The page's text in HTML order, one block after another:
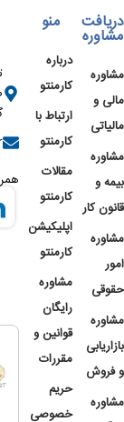
دریافت
مشاوره
مشاوره
مالی و
مالیاتی
مشاوره
بیمه و
قانون کار
مشاوره
امور
حقوقی
مشاوره
بازاریابی
و فروش
مشاوره
منو
درباره
کارمنتو
ارتباط با
کارمنتو
مقالات
کارمنتو
اپلیکیشن
کارمنتو
مشاوره
رایگان
قوانین و
مقررات
حریم
خصوصی